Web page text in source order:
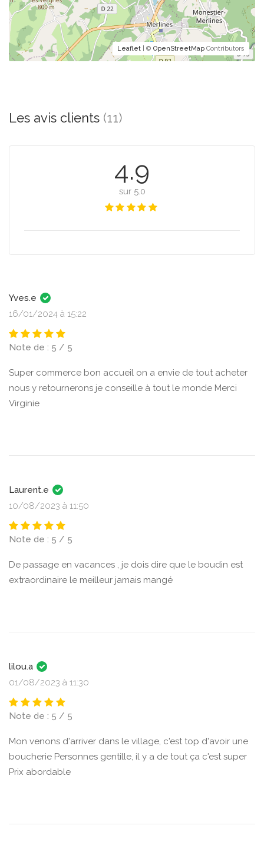
Leaflet | © OpenStreetMap Contributors
Les avis clients (11)
4.9
sur 5.0
Yves.e
16/01/2024 à 15:22
Note de : 5 / 5
Super commerce bon accueil on a envie de tout acheter
nous y retournerons je conseille à tout le monde Merci
Virginie
Laurent.e
10/08/2023 à 11:50
Note de : 5 / 5
De passage en vacances , je dois dire que le boudin est
extraordinaire le meilleur jamais mangé
lilou.a
01/08/2023 à 11:30
Note de : 5 / 5
Mon venons d'arriver dans le village, c'est top d'avoir une
boucherie Personnes gentille, il y a de tout ça c'est super
Prix abordable